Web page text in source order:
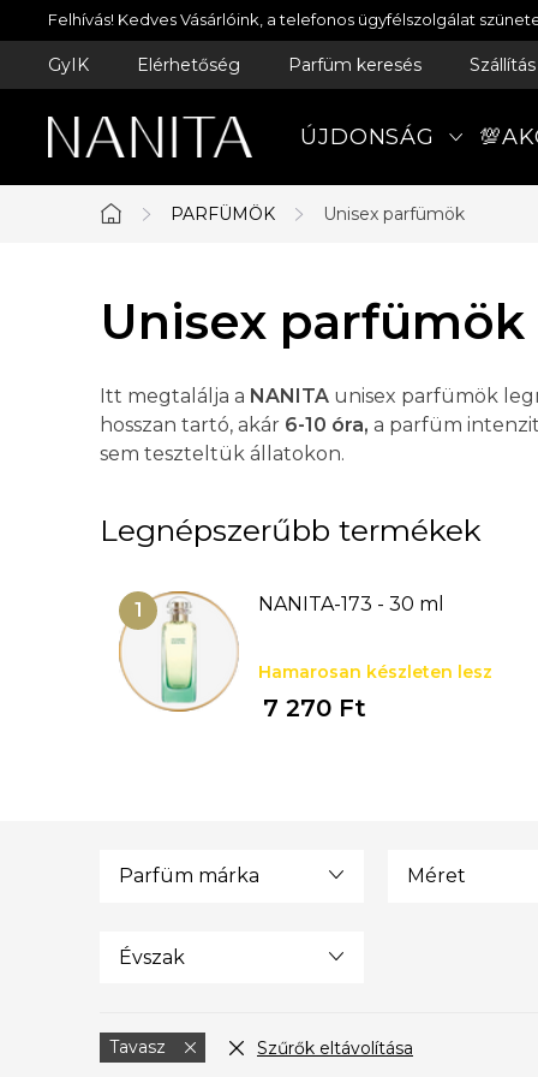
Ugrás
a
Felhívás! Kedves Vásárlóink, a telefonos ügyfélszolgálat
GyIK Elérhetőség Parfüm keresés
ÚJDONSÁG
Kezdőlap
PARFÜMÖK Unisex parfümök
Unisex parfümök
Itt megtalálja a NANITA unisex parfümök
hosszan tartó, akár 6-10 óra, a parfüm
sem teszteltük állatokon.
Legnépszerűbb termékek
NANITA-173 - 30 ml
Hamarosan készleten lesz
7 270 Ft
Parfüm márka Méret
Évszak
Tavasz Szűrők eltávolítása